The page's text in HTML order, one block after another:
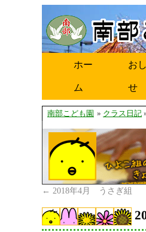
ホー
ム
お
せ
南部こども園 » クラス日記
← 2018年4月 うさぎ組